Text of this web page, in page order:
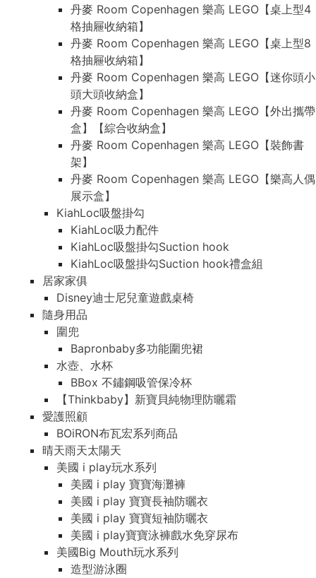
丹麥 Room Copenhagen 樂高 LEGO【桌上型4
格抽屜收納箱】
丹麥 Room Copenhagen 樂高 LEGO【桌上型8
格抽屜收納箱】
丹麥 Room Copenhagen 樂高 LEGO【迷你頭小
頭大頭收納盒】
丹麥 Room Copenhagen 樂高 LEGO【外出攜帶
盒】【綜合收納盒】
丹麥 Room Copenhagen 樂高 LEGO【裝飾書
架】
丹麥 Room Copenhagen 樂高 LEGO【樂高人偶
展示盒】
KiahLoc吸盤掛勾
KiahLoc吸力配件
KiahLoc吸盤掛勾Suction hook
KiahLoc吸盤掛勾Suction hook禮盒組
居家家俱
Disney迪士尼兒童遊戲桌椅
隨身用品
圍兜
Bapronbaby多功能圍兜裙
水壺、水杯
BBox 不鏽鋼吸管保冷杯
【Thinkbaby】新寶貝純物理防曬霜
愛護照顧
BOiRON布瓦宏系列商品
晴天雨天太陽天
美國 i play玩水系列
美國 i play 寶寶海灘褲
美國 i play 寶寶長袖防曬衣
美國 i play 寶寶短袖防曬衣
美國 i play寶寶泳褲戲水免穿尿布
美國Big Mouth玩水系列
造型游泳圈